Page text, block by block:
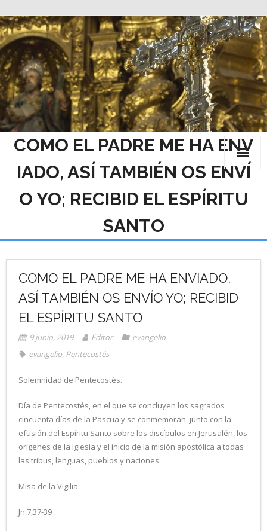
Saltar
al
contenido
COMO EL PADRE ME HA ENV
IADO, ASÍ TAMBIÉN OS ENVÍ
O YO; RECIBID EL ESPÍRITU
SANTO
COMO EL PADRE ME HA ENVIADO,
ASÍ TAMBIÉN OS ENVÍO YO; RECIBID
EL ESPÍRITU SANTO
9 junio, 2019 Editor
evangelio
evangelio, Pentecostés
Solemnidad de Pentecostés.
Día de Pentecostés, en el que se concluyen los sagrados
cincuenta días de la Pascua y se conmemoran, junto con la
efusión del Espíritu Santo sobre los discípulos en Jerusalén, los
orígenes de la Iglesia y el inicio de la misión apostólica a todas
las tribus, lenguas, pueblos y naciones.
Misa de la Vigilia.
Jn 7,37-39